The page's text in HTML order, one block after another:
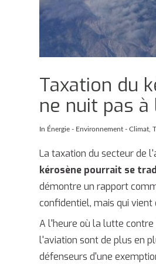
Taxation du
ne nuit pas à
In Énergie - Environnement - Climat ,
La taxation du secteur de
kérosène pourrait se
démontre un rapport
confidentiel, mais qui vient
A l'heure où la lutte
l'aviation sont de plus en
défenseurs d'une